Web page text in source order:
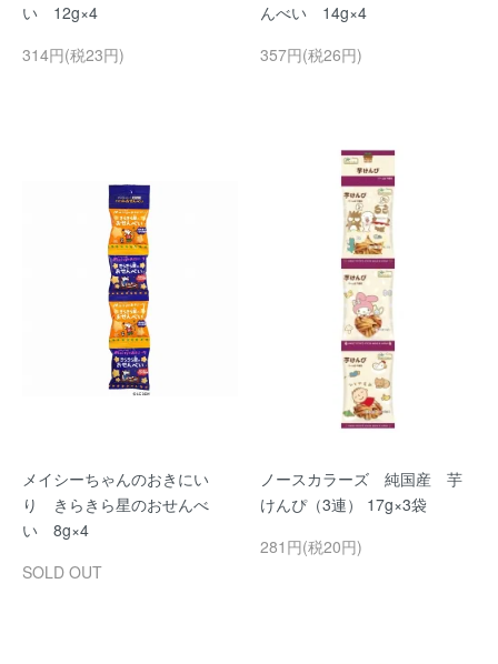
い 12g×4
314円(税23円)
んべい 14g×4
357円(税26円)
メイシーちゃんのおきにい
り きらきら星のおせんべ
い 8g×4
SOLD OUT
ノースカラーズ 純国産 芋
けんぴ（3連） 17g×3袋
281円(税20円)